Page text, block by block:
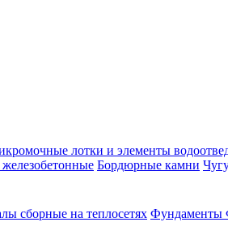
лотки и элементы
Бордюрные камни
сборные на теплосетях Фундаменты